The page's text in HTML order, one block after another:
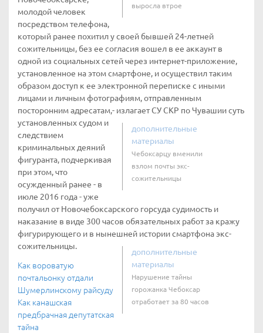
выросла втрое
молодой человек
посредством телефона,
который ранее похитил у своей бывшей 24-летней
сожительницы, без ее согласия вошел в ее аккаунт в
одной из социальных сетей через интернет-приложение,
установленное на этом смартфоне, и осуществил таким
образом доступ к ее электронной переписке с иными
лицами и личным фотографиям, отправленным
посторонним адресатам,- излагает СУ СКР по Чувашии суть
установленных судом и
дополнительные
материалы
Чебоксарцу вменили
взлом почты экс-
сожительницы
следствием
криминальных деяний
фигуранта, подчеркивая
при этом, что
осужденный ранее - в
июле 2016 года - уже
получил от Новочебоксарского горсуда судимость и
наказание в виде 300 часов обязательных работ за кражу
фигурирующего и в нынешней истории смартфона экс-
сожительницы.
дополнительные
материалы
Нарушение тайны
горожанка Чебоксар
отработает за 80 часов
Как вороватую
почтальонку отдали
Шумерлинскому райсуду
Как канашская
предбрачная депутатская
тайна